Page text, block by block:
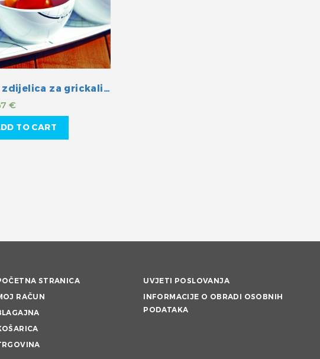
Set zdijelica za grickalice Polaris 4/1
€
TO CART
STRANICA
RAČUN
UVJETI POSLOVANJA
INFORMACIJE O OBRADI OSOBNIH
PODATAKA